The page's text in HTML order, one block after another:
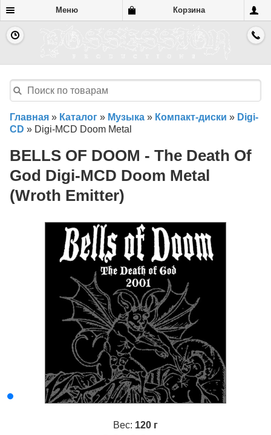
Меню Корзина
Главная » Каталог » Музыка » Компакт-диски » Digi-
CD » Digi-MCD Doom Metal
BELLS OF DOOM - The Death Of
God Digi-MCD Doom Metal
(Wroth Emitter)
Вес: 120 г